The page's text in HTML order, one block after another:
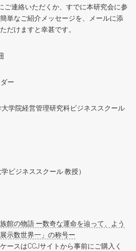
ご連絡いただくか、すでに本研究会に参
単なご紹介メッセージを、メールに添
だけますと幸甚です。
ー
学院経営管理研究科ビジネススクール
ビジネススクール 教授）
館の物語 ー数奇な運命を辿って、よう
示数世界一」の称号ー
ースはCCJサイトから事前にご購入く